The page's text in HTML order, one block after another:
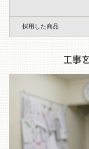
採用した商品
工事